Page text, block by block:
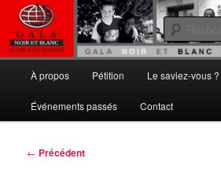
Aller
contenu
principalAu delà du Racisme
Gala noir et blanc
À propos Pétition Le saviez-vous ?
Événements passés Contact
Navigation
← Précédent